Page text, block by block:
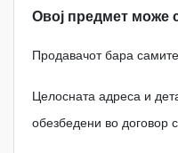
Овој предмет може
Продавачот бара
Целосната адреса и
обезбедени во договор